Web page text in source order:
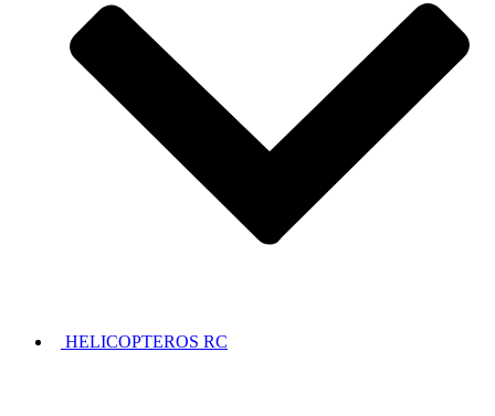
HELICOPTEROS RC